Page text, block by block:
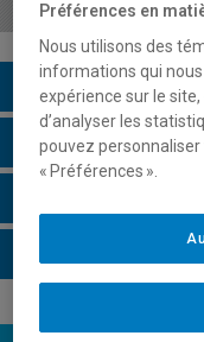
Description du
Horaire - Été 2026
Préférences en
Nous utilisons des
informations qui
expérience sur le
d’analyser les
pouvez
« Préférences ».